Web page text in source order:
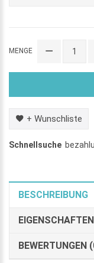
MENGE
+ Wunschliste
Schnellsuche
BESCHREIBUNG
EIGENSCHAFTEN
BEWERTUNGEN